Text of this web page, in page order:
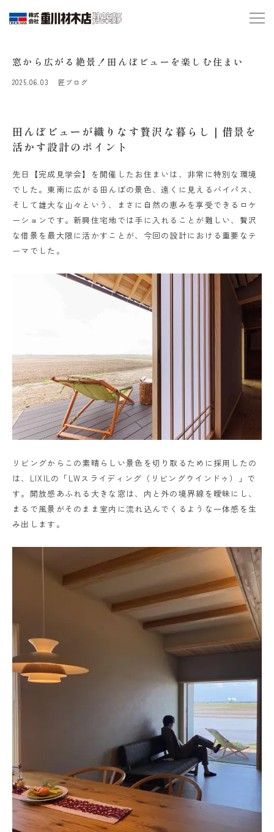
窓から広がる絶景！田んぼビューを楽しむ住まい
2025.06.03 匠ブログ
田んぼビューが織りなす贅沢な暮らし｜借景を
活かす設計のポイント
先日【完成見学会】を開催したお住まいは、非常に特別な環境
でした。東南に広がる田んぼの景色、遠くに見えるバイパス、
そして雄大な山々という、まさに自然の恵みを享受できるロケ
ーションです。新興住宅地では手に入れることが難しい、贅沢
な借景を最大限に活かすことが、今回の設計における重要なテ
ーマでした。
リビングからこの素晴らしい景色を切り取るために採用したの
は、LIXILの「LWスライディング（リビングウインドゥ）」で
す。開放感あふれる大きな窓は、内と外の境界線を曖昧にし、
まるで風景がそのまま室内に流れ込んでくるような一体感を生
み出します。